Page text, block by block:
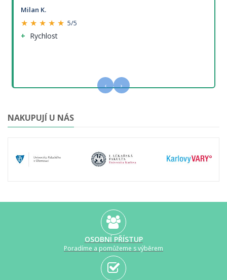
Milan K.
★ ★ ★ ★ ★ 5/5
Rychlost
‹ ›
NAKUPUJÍ U NÁS
OSOBNÍ PŘÍSTUP
Poradíme a pomůžeme s výběrem